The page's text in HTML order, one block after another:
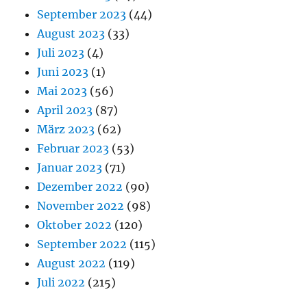
September 2023 (44)
August 2023 (33)
Juli 2023 (4)
Juni 2023 (1)
Mai 2023 (56)
April 2023 (87)
März 2023 (62)
Februar 2023 (53)
Januar 2023 (71)
Dezember 2022 (90)
November 2022 (98)
Oktober 2022 (120)
September 2022 (115)
August 2022 (119)
Juli 2022 (215)